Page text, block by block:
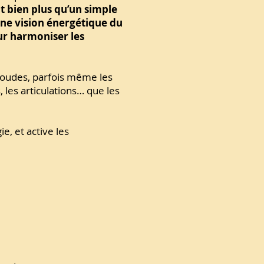
bien plus qu’un simple
vision énergétique du
harmoniser les
parfois même les
les articulations… que les
et active les